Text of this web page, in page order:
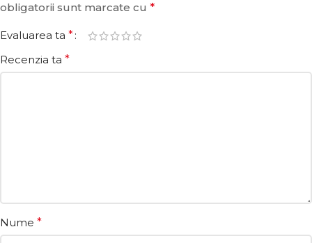
obligatorii sunt marcate cu *
Evaluarea ta *
Recenzia ta *
Nume *